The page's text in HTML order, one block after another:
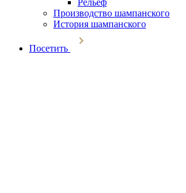
Рельеф
Производство шампанского
История шампанского
Посетить